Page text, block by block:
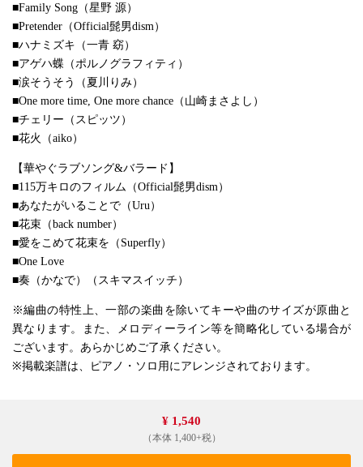
■Family Song（星野 源）
■Pretender（Official髭男dism）
■ハナミズキ（一青 窈）
■アゲハ蝶（ポルノグラフィティ）
■涙そうそう（夏川りみ）
■One more time, One more chance（山崎まさよし）
■チェリー（スピッツ）
■花火（aiko）
【華やぐラブソング&バラード】
■115万キロのフィルム（Official髭男dism）
■あなたがいることで（Uru）
■花束（back number）
■愛をこめて花束を（Superfly）
■One Love
■奏（かなで）（スキマスイッチ）
※編曲の特性上、一部の楽曲を除いてキーや曲のサイズが原曲と
異なります。また、メロディーライン等を簡略化している場合が
ございます。あらかじめご了承ください。
※掲載楽譜は、ピアノ・ソロ用にアレンジされております。
¥ 1,540
（本体 1,400+税）